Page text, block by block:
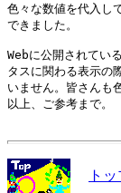
色々な数値を代入し
できました。
Webに公開されてい
タスに関わる表示の
いません。皆さんも
以上、ご参考まで。
ト